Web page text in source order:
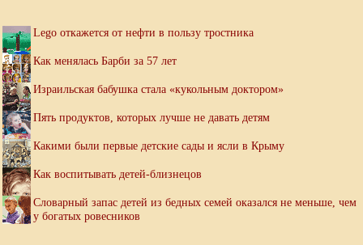
Lego откажется от нефти в пользу тростника
Как менялась Барби за 57 лет
Израильская бабушка стала «кукольным доктором»
Пять продуктов, которых лучше не давать детям
Какими были первые детские сады и ясли в Крыму
Как воспитывать детей-близнецов
Словарный запас детей из бедных семей оказался не меньше, чем
у богатых ровесников